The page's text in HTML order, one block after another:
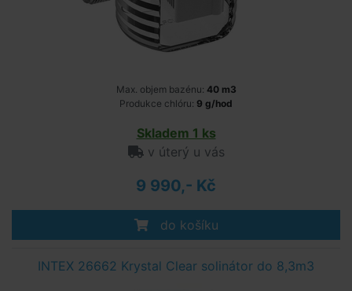
Max. objem bazénu: 40 m3
Produkce chlóru: 9 g/hod
Skladem 1 ks
v úterý u vás
9 990,- Kč
do košíku
INTEX 26662 Krystal Clear solinátor do 8,3m3